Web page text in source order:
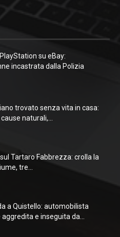
su eBay:
incastrata dalla Polizia
trovato senza vita in casa:
naturali,...
Tartaro Fabbrezza: crolla la
tre...
a Quistello: automobilista
e inseguita da...